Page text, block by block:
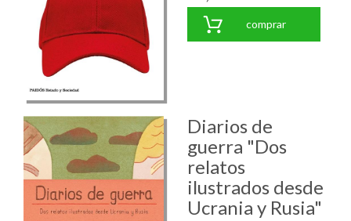
comprar
Diarios de
guerra "Dos
relatos
ilustrados desde
Ucrania y Rusia"